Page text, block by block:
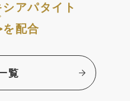
アパタイト
を配合
覧